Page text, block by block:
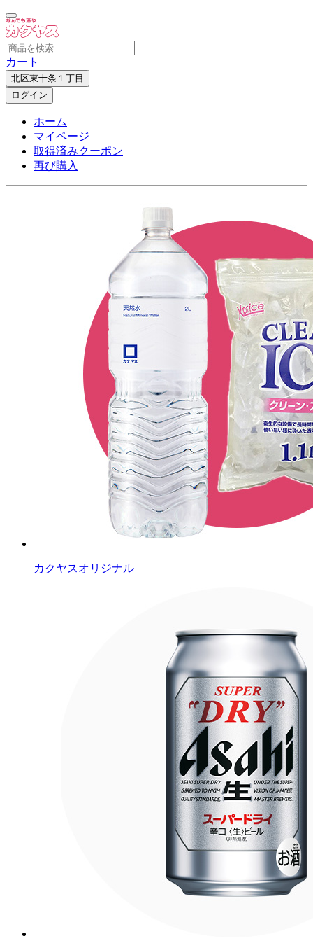
カート
北区東十条１丁目
ログイン
ホーム
マイページ
取得済みクーポン
再び購入
カクヤスオリジナル